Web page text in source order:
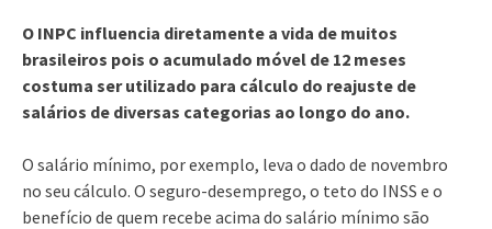
O INPC influencia diretamente a vida de muitos
brasileiros pois o acumulado móvel de 12 meses
costuma ser utilizado para cálculo do reajuste de
salários de diversas categorias ao longo do ano.
O salário mínimo, por exemplo, leva o dado de novembro
no seu cálculo. O seguro-desemprego, o teto do INSS e o
benefício de quem recebe acima do salário mínimo são